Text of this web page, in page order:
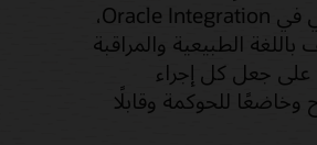
الاصطناعي الوكيلي في Oracle Integration،
الطبيعية والمراقبة
على جعل كل إجراء
وخاضعًا للحوكمة وقابلًا